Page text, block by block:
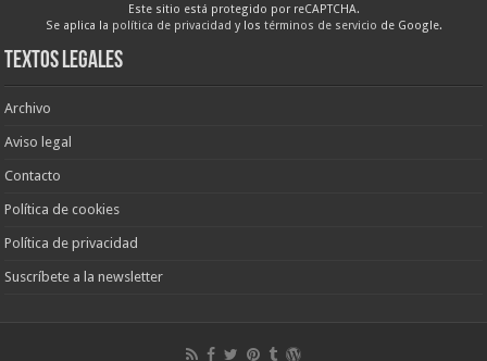
Este sitio está protegido por reCAPTCHA.
Se aplica la política de privacidad y los términos de servicio de Google.
Textos legales
Archivo
Aviso legal
Contacto
Política de cookies
Política de privacidad
Suscríbete a la newsletter